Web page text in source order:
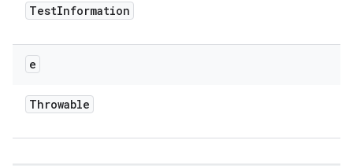
TestInformation
e
Throwable